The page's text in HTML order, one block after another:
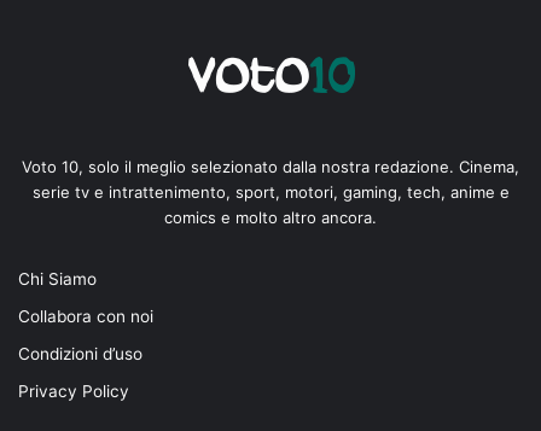
Voto 10, solo il meglio selezionato dalla nostra redazione. Cinema,
serie tv e intrattenimento, sport, motori, gaming, tech, anime e
comics e molto altro ancora.
Chi Siamo
Collabora con noi
Condizioni d’uso
Privacy Policy